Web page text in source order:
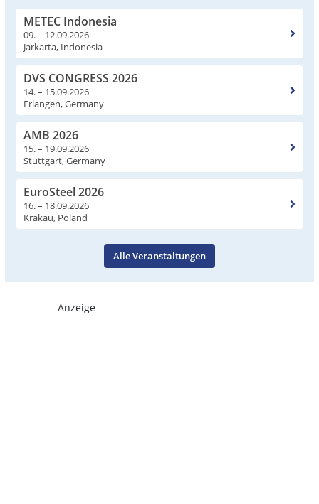
METEC Indonesia
09. – 12.09.2026
Jarkarta, Indonesia
DVS CONGRESS 2026
14. – 15.09.2026
Erlangen, Germany
AMB 2026
15. – 19.09.2026
Stuttgart, Germany
EuroSteel 2026
16. – 18.09.2026
Krakau, Poland
Alle Veranstaltungen
- Anzeige -